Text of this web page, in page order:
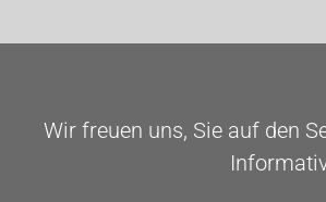
Wir freuen uns, Sie auf den